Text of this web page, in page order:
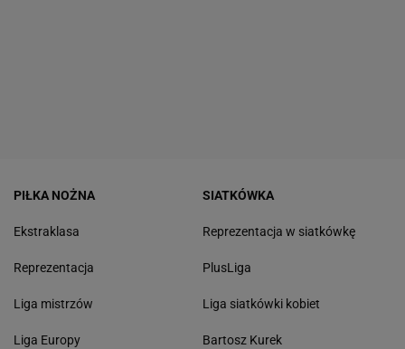
PIŁKA NOŻNA
Ekstraklasa
Reprezentacja
Liga mistrzów
Liga Europy
SIATKÓWKA
Reprezentacja w siatkówkę
PlusLiga
Liga siatkówki kobiet
Bartosz Kurek